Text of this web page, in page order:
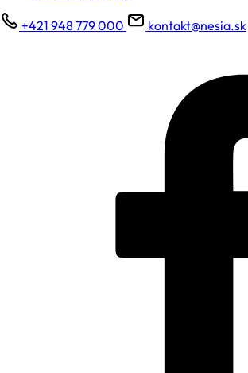
+421 948 779 000 kontakt@nesia.sk